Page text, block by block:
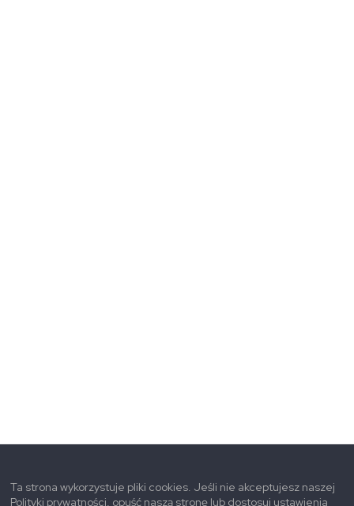
Ta strona wykorzystuje pliki cookies. Jeśli nie akceptujesz naszej
Polityki prywatności, opuść naszą stronę lub dostosuj ustawienia